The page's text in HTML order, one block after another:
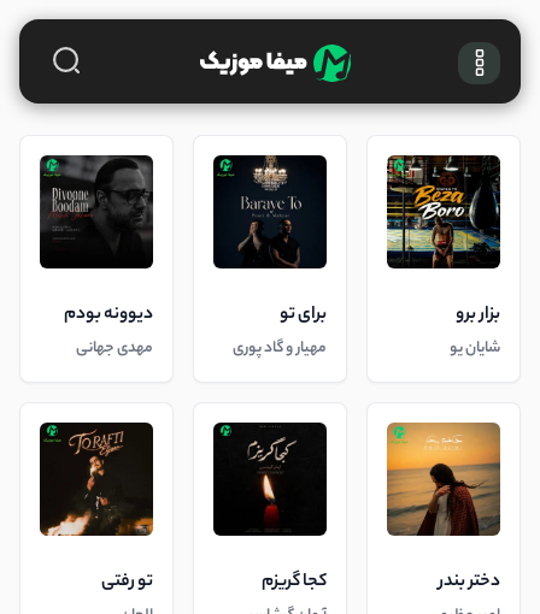
بزار برو
شایان یو
برای تو
مهیار و گاد پوری
دیوونه بودم
مهدی جهانی
دختر بندر کجا گریزم تو رفتی